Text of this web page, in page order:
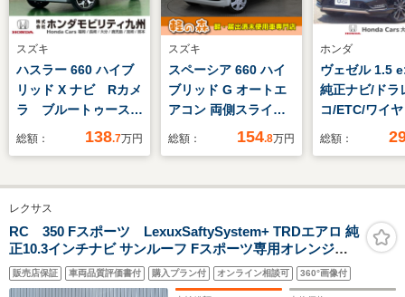
スズキ
ハスラー 660 ハイブ
リッド X ナビ Rカメ
ラ ブルートゥース
総額： 138.7万円
スズキ
スペーシア 660 ハイ
ブリッド G オートエ
アコン 両側スライド
ドア 衝突軽減ブレー
総額： 154.8万円
ホンダ
ヴェゼル 1.5
純正ナビ/ドラ
コ/ETC/ワイ
総額：
レクサス
RC 350 Fスポーツ LexuxSaftySystem+ TRDエアロ 純
正10.3インチナビ サンルーフ Fスポーツ専用オレンジキ
ャリパー バックカメラ 前後ドライブレコーダー ETC2.0
LEDオートライト シートベンチレーション BSM 電動パ
販売店保証 車両品質評価書付 購入プラン付 オンライン相談可 360°画像付